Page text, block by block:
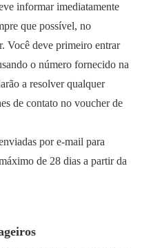
informar imediatamente
que possível, no
Você deve primeiro entrar
o número fornecido na
a resolver qualquer
de contato no voucher de
por e-mail para
de 28 dias a partir da